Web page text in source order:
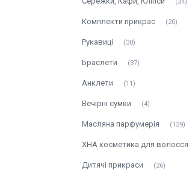
Комплекти прикрас 20
Рукавиці 30
Браслети 37
Анклети 11
Вечірні сумки 4
Масляна парфумерія 139
ХНА косметика для волосся
Дитячі прикраси 26